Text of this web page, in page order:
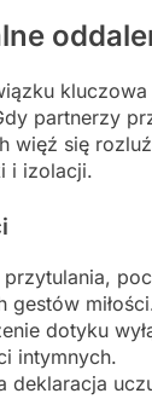
kluczowa
partnerzy
więź się
i izolacji.
przytulania,
gestów
dotyku
intymnych.
deklaracja